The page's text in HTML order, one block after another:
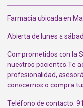
Farmacia ubicada en
Abierta de lunes a
Comprometidos con la
nuestros pacientes.Te
profesionalidad,
conocernos o compra
Teléfono de contacto: